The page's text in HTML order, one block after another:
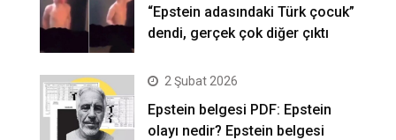
“Epstein adasındaki Türk çocuk”
dendi, gerçek çok diğer çıktı
2 Şubat 2026
Epstein belgesi PDF: Epstein
olayı nedir? Epstein belgesi